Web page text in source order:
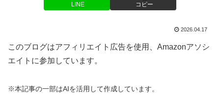
LINE コピー
2026.04.17
このブログはアフィリエイト広告を使用、Amazonアソシ
エイトに参加しています。
※本記事の一部はAIを活用して作成しています。